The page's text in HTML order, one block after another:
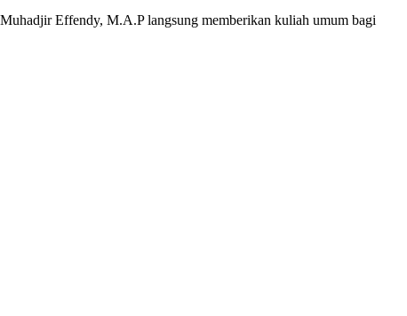
Effendy, M.A.P langsung memberikan kuliah umum bagi